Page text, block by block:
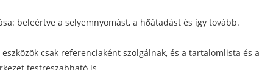
beleértve a selyemnyomást, a hőátadást és így tovább.
csak referenciaként szolgálnak, és a tartalomlista